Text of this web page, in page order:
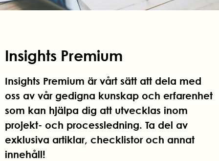
Insights Premium
Insights Premium är vårt sätt att dela med
oss av vår gedigna kunskap och erfarenhet
som kan hjälpa dig att utvecklas inom
projekt- och processledning. Ta del av
exklusiva artiklar, checklistor och annat
innehåll!